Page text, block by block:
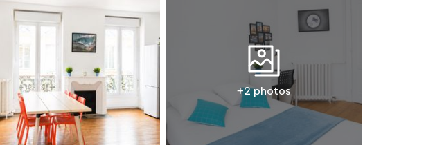
+2 photos